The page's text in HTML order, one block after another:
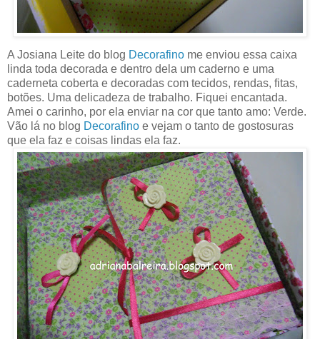
A Josiana Leite do blog Decorafino me enviou essa caixa
linda toda decorada e dentro dela um caderno e uma
caderneta coberta e decoradas com tecidos, rendas, fitas,
botões. Uma delicadeza de trabalho. Fiquei encantada.
Amei o carinho, por ela enviar na cor que tanto amo: Verde.
Vão lá no blog Decorafino e vejam o tanto de gostosuras
que ela faz e coisas lindas ela faz.